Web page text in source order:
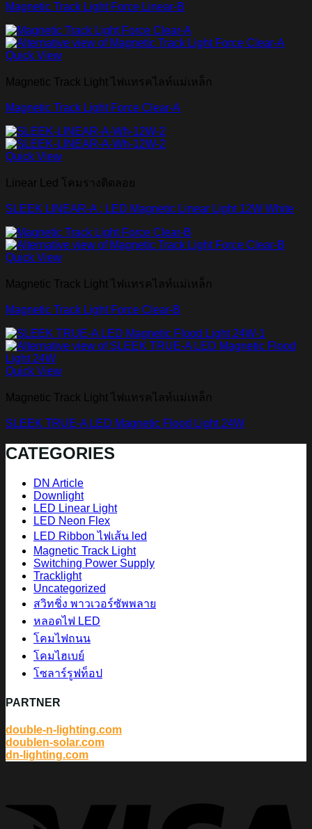
Magnetic Track Light Force Linear-B
Quick View
Magnetic Track Light ไฟแทรคไลท์แม่เหล็ก
Magnetic Track Light Force Clear-A
Quick View
Linear Led โคมรางติดลอย
SLEEK LINEAR-A : LED Magnetic Linear Light 12W White
Quick View
Magnetic Track Light ไฟแทรคไลท์แม่เหล็ก
Magnetic Track Light Force Clear-B
Quick View
Magnetic Track Light ไฟแทรคไลท์แม่เหล็ก
SLEEK TRUE-A LED Magnetic Flood Light 24W
CATEGORIES
DN Article
Downlight
LED Linear Light
LED Neon Flex
LED Ribbon ไฟเส้น led
Magnetic Track Light
Switching Power Supply
Tracklight
Uncategorized
สวิทชิ่ง พาวเวอร์ซัพพลาย
หลอดไฟ LED
โคมไฟถนน
โคมไฮเบย์
โซลาร์รูฟท็อป
PARTNER
double-n-lighting.com
doublen-solar.com
dn-lighting.com